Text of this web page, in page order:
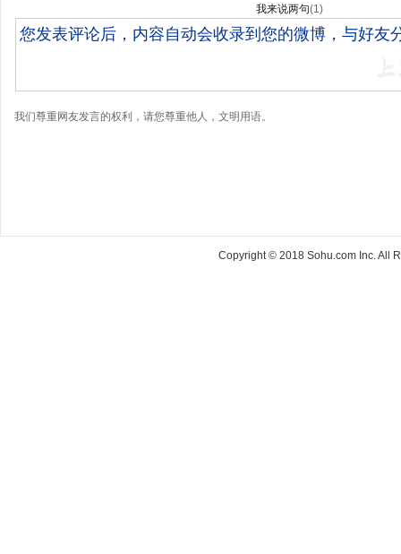
我来说两句(1)
我们尊重网友发言的权利，请您尊重他人，文明用语。
Copyright © 2018 Sohu.com Inc. All